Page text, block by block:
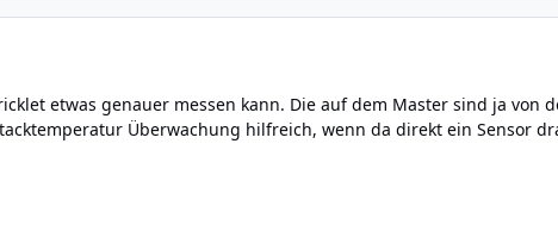
etwas genauer messen kann. Die auf dem Master sind ja von
Überwachung hilfreich, wenn da direkt ein Sensor